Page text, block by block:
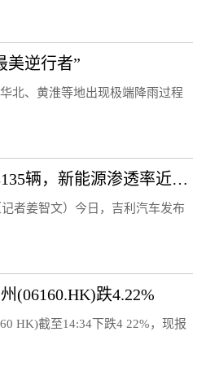
美逆行者”
北、黄淮等地出现极端降雨过程
吉利汽车7月销量138135辆，新能源渗透率近30%
者姜智文）今日，吉利汽车发布
(06160.HK)跌4.22%
HK)截至14:34下跌4 22%，现报